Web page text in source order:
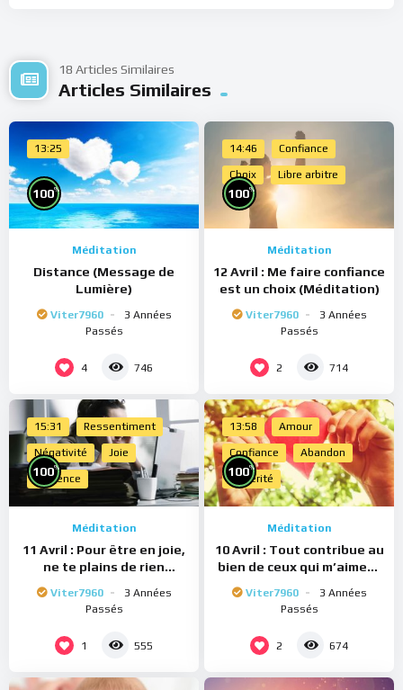
18 Articles Similaires
Articles Similaires
13:25
100%
Méditation
Distance (Message de
Lumière)
Viter7960
3 Années
Passés
4 746
14:46 Confiance
Choix Libre arbitre
100%
Méditation
12 Avril : Me faire confiance
est un choix (Méditation)
Viter7960
3 Années
Passés
2 714
15:31 Ressentiment
Négativité Joie
Présence
100%
Méditation
11 Avril : Pour être en joie,
ne te plains de rien
Viter7960
3 Années
Passés
1 555
13:58 Amour
Confiance Abandon
Sincérité
100%
Méditation
10 Avril : Tout contribue au
bien de ceux qui m’aiment
Viter7960
3 Années
Passés
2 674